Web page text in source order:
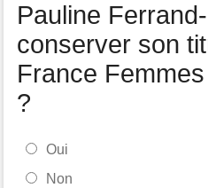
Pauline
conserver son
France
?
Oui
Non